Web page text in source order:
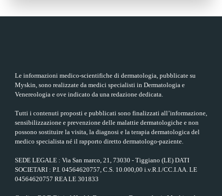
Le informazioni medico-scientifiche di dermatologia, pubblicate su
Myskin, sono realizzate da medici specialisti in Dermatologia e
Venereologia e ove indicato da una redazione dedicata.
Tutti i contenuti proposti e pubblicati sono finalizzati all’informazione,
sensibilizzazione e prevenzione delle malattie dermatologiche e non
possono sostituire la visita, la diagnosi e la terapia dermatologica del
medico specialista né il rapporto diretto dermatologo-paziente.
SEDE LEGALE : Via San marco, 21, 73030 - Tiggiano (LE) DATI
SOCIETARI : P.I. 04564620757, C.S. 10.000,00 i.v.R.I./CC.I.AA. LE
04564620757 REA LE 301833